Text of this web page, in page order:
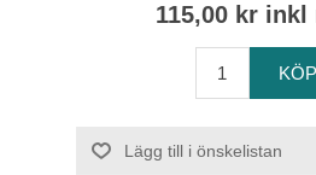
115,00 kr inkl